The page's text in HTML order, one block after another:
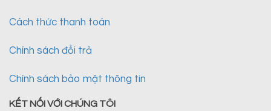
Cách thức thanh toán
Chính sách đổi trả
Chính sách bảo mật thông tin
KẾT NỐI VỚI CHÚNG TÔI